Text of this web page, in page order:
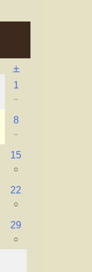
土
1
－
8
－
15
○
22
○
29
○